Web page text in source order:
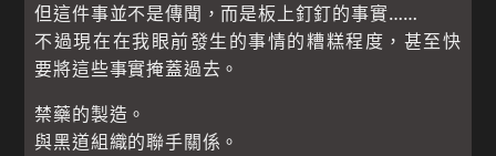
但這件事並不是傳聞，而是板上釘釘的事實……
不過現在在我眼前發生的事情的糟糕程度，甚至快
要將這些事實掩蓋過去。
禁藥的製造。
與黑道組織的聯手關係。